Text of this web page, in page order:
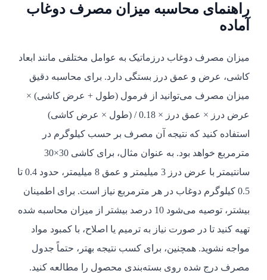
راهنمای محاسبه میزان مصرف دوغاب
آماده
میزان مصرف دوغاب درزماتیک به عوامل مختلفی مانند ابعاد
کاشی، عرض و عمق درز بستگی دارد. برای محاسبه دقیق
میزان مصرف می‌توانید از فرمول (طول + عرض کاشی) ×
عرض درز × عمق درز × 0.18 / (طول × عرض کاشی)
استفاده کنید که نتیجه آن مصرف بر حسب کیلوگرم در
مترمربع خواهد بود. به عنوان مثال، برای کاشی 30×30
سانتیمتر با عرض درز 3 میلیمتر و عمق 8 میلیمتر، حدود 0.4 تا
0.5 کیلوگرم دوغاب در هر مترمربع نیاز است. برای اطمینان
بیشتر، توصیه می‌شود 10 درصد بیشتر از میزان محاسبه شده
تهیه کنید تا در صورت نیاز به ترمیم یا اصلاح، با کمبود مواد
مواجه نشوید. همچنین، برای کسب نتیجه بهتر، حتماً جدول
مصرف درج شده روی بسته‌بندی محصول را مطالعه کنید.